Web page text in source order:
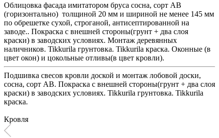
Облицовка фасада имитатором бруса сосна, сорт АВ
(горизонтально) толщиной 20 мм и шириной не менее 145 мм
по обрешетке сухой, строганой, антисептированной на
заводе.. Покраска с внешней стороны(грунт + два слоя
краски) в заводских условиях. Монтаж деревянных
наличников. Tikkurila грунтовка. Tikkurila краска. Оконные (в
цвет окон) и цокольные отливы(в цвет кровли).
Подшивка свесов кровли доской и монтаж лобовой доски,
сосна, сорт АВ. Покраска с внешней стороны(грунт + два слоя
краски) в заводских условиях. Tikkurila грунтовка. Tikkurila
краска.
Кровля